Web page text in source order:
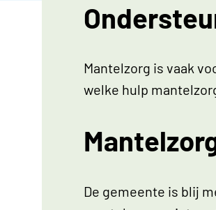
Mantelzorg is vaak
welke hulp
De gemeente is blij